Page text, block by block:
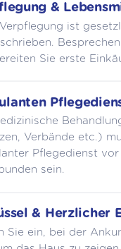
&
ist
Sie erste
Verbände etc.)
Pflegedienst
sein.
& Herzlicher
Sie ein, bei der